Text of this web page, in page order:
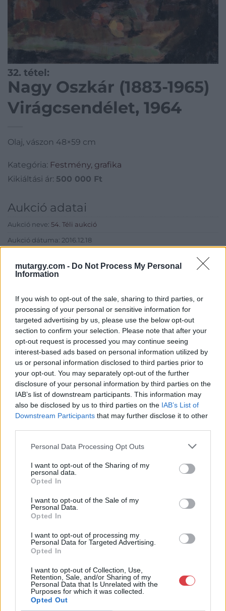
mutargy.com - Do Not Process My Personal
Information
If you wish to opt-out of the sale, sharing to third parties, or
processing of your personal or sensitive information for
targeted advertising by us, please use the below opt-out
section to confirm your selection. Please note that after your
opt-out request is processed you may continue seeing
interest-based ads based on personal information utilized by
us or personal information disclosed to third parties prior to
your opt-out. You may separately opt-out of the further
disclosure of your personal information by third parties on the
IAB’s list of downstream participants. This information may
also be disclosed by us to third parties on the IAB’s List of
Downstream Participants that may further disclose it to other
Personal Data Processing Opt Outs
I want to opt-out of the Sharing of my
personal data.
Opted In
I want to opt-out of the Sale of my
Personal Data.
Opted In
I want to opt-out of processing my
Personal Data for Targeted Advertising.
Opted In
I want to opt-out of Collection, Use,
Retention, Sale, and/or Sharing of my
Personal Data that Is Unrelated with the
Purposes for which it was collected.
Opted Out
32. tétel:
Nagy Oszkár (1883-1965)
Virágcsendélet, 1964
Olaj, vászon 48×59 cm
Kategória: Festmény, grafika
Kikiáltási ár: 500 000 Ft
Aukció adatai
Aukció neve: 54. Téli aukció
Aukció dátuma: 2016.12.18
Aukció helye: Budapest Kongresszusi Központ
Eladó adatai
Eladó:
Cím: Nemes Zsófia
Mű-Terem Galéria Kft.
1055 Budapest, Falk Miksa u. 30
Telefon: 36-1-312-2071, 269-4681 269-4681
Weboldal:http://www.viragjuditgaleria.hu
Bemutatkozás: Kiemelkedő kvalitású 19. és 20. századi magyar
festészet és szecessziós Zsolnay kerámiák adás-vétele és
GALÉRIA TOVÁBBI MŰTÁRGYAI
KAPCSOLÓDÓ MŰTÁRGYAK